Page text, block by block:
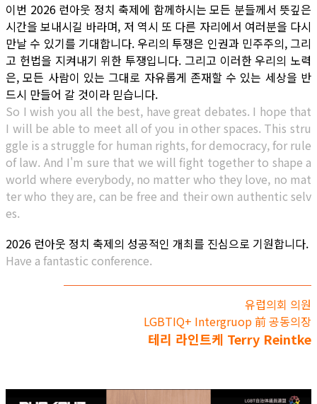
이번 2026 런아웃 정치 축제에 함께하시는 모든 분들께서 뜻깊은
시간을 보내시길 바라며, 저 역시 또 다른 자리에서 여러분을 다시
만날 수 있기를 기대합니다. 우리의 투쟁은 인권과 민주주의, 그리
고 헌법을 지켜내기 위한 투쟁입니다. 그리고 이러한 우리의 노력
은, 모든 사람이 있는 그대로 자유롭게 존재할 수 있는 세상을 반
드시 만들어 갈 것이라 믿습니다.
So I wish you all the best, have great debates. I hope that
I will be able to meet all of you in other spaces. This stru
ggle is a struggle for human rights, for democracy, for rule
of law. And I'm sure that we will fight together to shape a
world where everybody, no matter who they love, no mat
ter who they are, can be free and their own authentic selv
es.
2026 런아웃 정치 축제의 성공적인 개최를 진심으로 기원합니다.
Have a fantastic conference.
유럽의회 의원
LGBTIQ+ Intergruop 前 공동의장
테리 라인트케 Terry Reintke